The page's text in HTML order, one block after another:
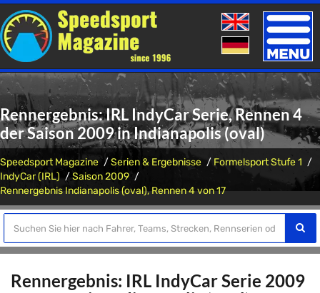
Toggle
Rennergebnis: IRL IndyCar Serie, Rennen 4
der Saison 2009 in Indianapolis (oval)
Speedsport Magazine Serien & Ergebnisse
Formelsport Stufe 1
IndyCar (IRL)
Saison 2009
Rennergebnis Indianapolis (oval), Rennen 4 von 17
Rennergebnis: IRL IndyCar Serie 2009